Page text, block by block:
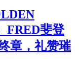
FRED斐登
章，礼赞璀